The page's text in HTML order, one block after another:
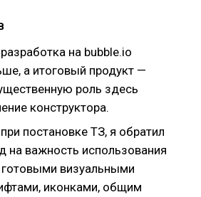
на bubble.io
а итоговый продукт —
роль здесь
конструктора.
постановке ТЗ, я обратил
на важность использования
визуальными
иконками, общим